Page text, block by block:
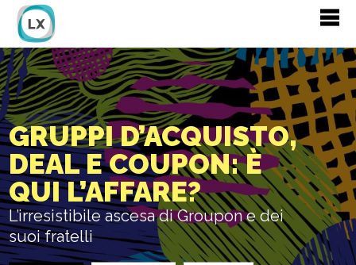
GRUPPI D’ACQUISTO,
DEAL E COUPON: È
QUI L’AFFARE?
L’irresistibile ascesa di Groupon e dei
suoi fratelli